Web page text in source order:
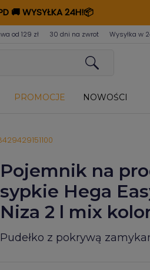
🚚WYSYŁKA 24H!📦
od 129 zł 30 dni na zwrot Wysyłka w
PROMOCJE NOWOŚCI
Pojemnik na
sypkie Hega
Niza 2 l mix
Pudełko z pokrywą